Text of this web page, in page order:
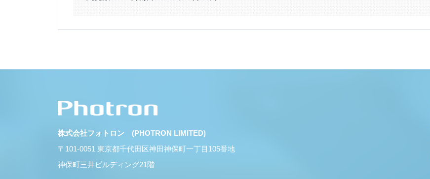
株式会社フォトロン (PHOTRON LIMITED)
〒101-0051 東京都千代田区神田神保町一丁目105番地
神保町三井ビルディング21階